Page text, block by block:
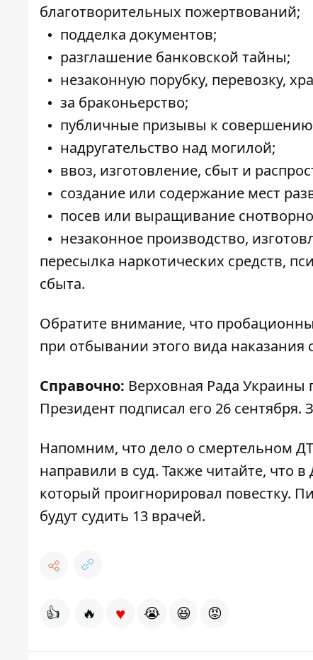
благотворительных пожертвований;
подделка документов;
разглашение банковской тайны;
незаконную порубку, перевозку,
за браконьерство;
публичные призывы к совершению
надругательство над могилой;
ввоз, изготовление, сбыт и
создание или содержание мест
посев или выращивание
незаконное производство,
пересылка наркотических средств,
сбыта.
Обратите внимание, что
при отбывании этого вида
Справочно: Верховная Рада Украины
Президент подписал его 26 сентября.
Напомним, что дело о смертельном
направили в суд. Также читайте, что
который проигнорировал повестку.
будут судить 13 врачей.
👍 🔥 ♥ 😭 😆 😡